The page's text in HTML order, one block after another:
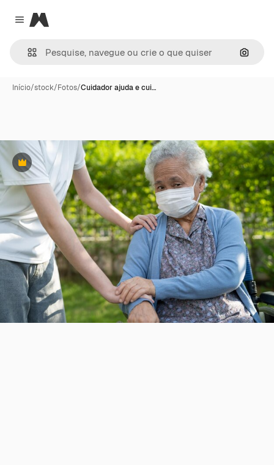
Close menu
Magnific
Início/stock/Fotos/Cuidador ajuda e cui…
Premium